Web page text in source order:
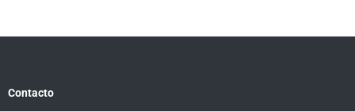
Contacto